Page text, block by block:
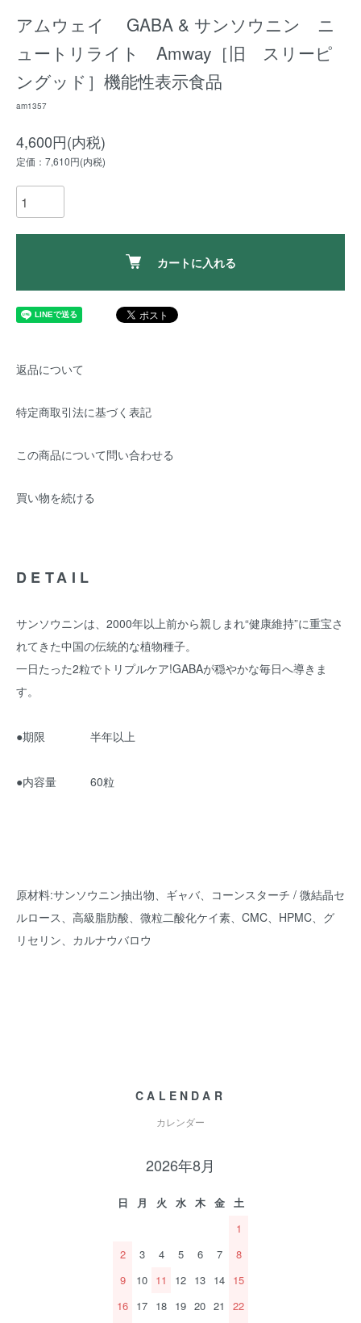
アムウェイ GABA & サンソウニン ニ
ュートリライト Amway［旧 スリーピ
ングッド］機能性表示食品
am1357
4,600円(内税)
定価：7,610円(内税)
カートに入れる
返品について
特定商取引法に基づく表記
この商品について問い合わせる
買い物を続ける
DETAIL
サンソウニンは、2000年以上前から親しまれ“健康維持”に重宝さ
れてきた中国の伝統的な植物種子。
一日たった2粒でトリプルケア!GABAが穏やかな毎日へ導きま
す。
●期限 半年以上
●内容量 60粒
原材料:サンソウニン抽出物、ギャバ、コーンスターチ / 微結晶セ
ルロース、高級脂肪酸、微粒二酸化ケイ素、CMC、HPMC、グ
リセリン、カルナウバロウ
CALENDAR
カレンダー
2026年8月
日 月 火 水 木 金
土
1
2
3 4 5 6 7
8
9
10 11 12 13 14 15
16 17 18 19 20 21
22